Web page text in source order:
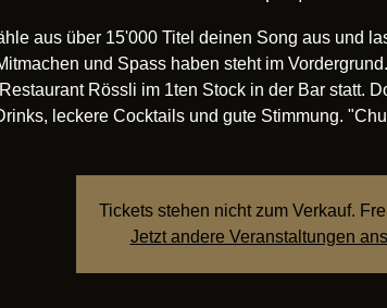
aus über 15'000 Titel deinen Song aus und
und Spass haben steht im
Restaurant Rössli im 1ten Stock in der Bar statt.
leckere Cocktails und gute Stimmung.
Tickets stehen nicht zum Verkauf.
Jetzt andere Veranstaltungen